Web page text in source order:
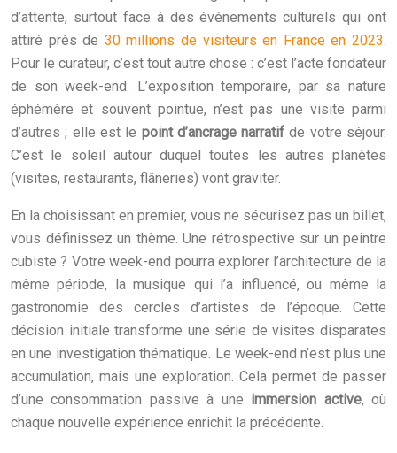
d’attente, surtout face à des événements culturels qui ont
attiré près de 30 millions de visiteurs en France en 2023.
Pour le curateur, c’est tout autre chose : c’est l’acte fondateur
de son week-end. L’exposition temporaire, par sa nature
éphémère et souvent pointue, n’est pas une visite parmi
d’autres ; elle est le point d’ancrage narratif de votre séjour.
C’est le soleil autour duquel toutes les autres planètes
(visites, restaurants, flâneries) vont graviter.
En la choisissant en premier, vous ne sécurisez pas un billet,
vous définissez un thème. Une rétrospective sur un peintre
cubiste ? Votre week-end pourra explorer l’architecture de la
même période, la musique qui l’a influencé, ou même la
gastronomie des cercles d’artistes de l’époque. Cette
décision initiale transforme une série de visites disparates
en une investigation thématique. Le week-end n’est plus une
accumulation, mais une exploration. Cela permet de passer
d’une consommation passive à une immersion active, où
chaque nouvelle expérience enrichit la précédente.